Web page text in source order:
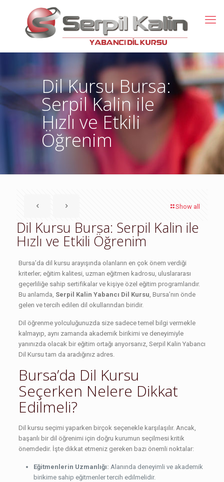
Dil Kursu Bursa:
Serpil Kalin ile
Hızlı ve Etkili
Öğrenim
Show all
Dil Kursu Bursa: Serpil Kalin ile
Hızlı ve Etkili Öğrenim
Bursa’da dil kursu arayışında olanların en çok önem verdiği
kriterler; eğitim kalitesi, uzman eğitmen kadrosu, uluslararası
geçerliliğe sahip sertifikalar ve kişiye özel eğitim programlarıdır.
Bu anlamda, Serpil Kalin Yabancı Dil Kursu , Bursa’nın önde
gelen ve tercih edilen dil okullarından biridir.
Dil öğrenme yolculuğunuzda size sadece temel bilgi vermekle
kalmayıp, aynı zamanda akademik birikimi ve deneyimiyle
yanınızda olacak bir eğitim ortağı arıyorsanız, Serpil Kalin Yabancı
Dil Kursu tam da aradığınız adres.
Bursa’da Dil Kursu
Seçerken Nelere Dikkat
Edilmeli?
Dil kursu seçimi yaparken birçok seçenekle karşılaşılır. Ancak,
başarılı bir dil öğrenimi için doğru kurumun seçilmesi kritik
önemdedir. İşte dikkat etmeniz gereken bazı önemli noktalar:
Eğitmenlerin Uzmanlığı: Alanında deneyimli ve akademik
birikime sahip eğitmenler tercih edilmelidir.